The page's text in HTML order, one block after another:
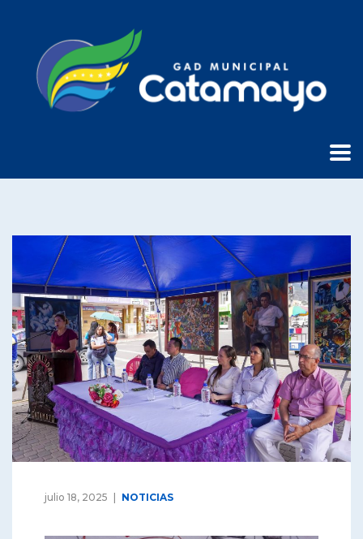
julio 18, 2025 NOTICIAS